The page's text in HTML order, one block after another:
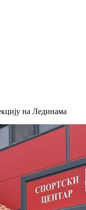
на Лединама